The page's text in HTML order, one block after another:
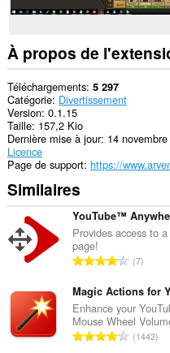
À propos de
Téléchargements 5 297
Catégorie Divertissement
Version 0.1.15
Taille 157,2 Kio
Dernière mise à jour 14
Licence
Page de support https://
Similaires
YouTube™
Provides access to
page!
N
m
b
r
e
7
Magic Actions for
Enhance your
Mouse Wheel
N1442